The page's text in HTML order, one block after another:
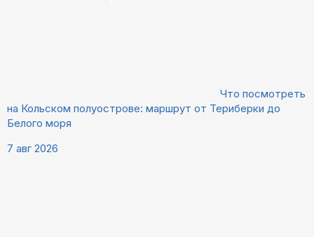
Что посмотреть
на Кольском полуострове: маршрут от Териберки до
Белого моря
7 авг 2026